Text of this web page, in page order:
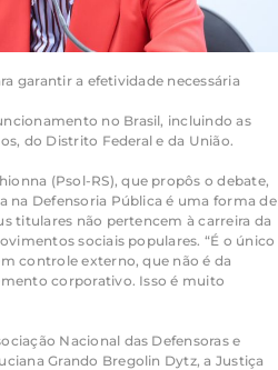
garantir a efetividade necessária
no Brasil, incluindo as
do Distrito Federal e da União.
(Psol-RS), que propôs o debate,
na Defensoria Pública é uma forma de
titulares não pertencem à carreira da
sociais populares. “É o único
controle externo, que não é da
corporativo. Isso é muito
Nacional das Defensoras e
Grando Bregolin Dytz, a Justiça